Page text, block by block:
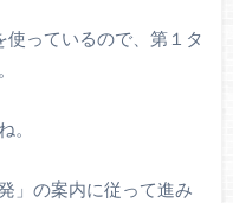
っているので、第１タ
。
」の案内に従って進み